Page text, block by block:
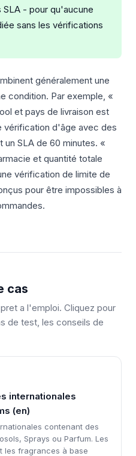
- pour qu'aucune
sans les vérifications
généralement une
condition. Par exemple, «
et pays de livraison est
vérification d'âge avec des
SLA de 60 minutes. «
et quantité totale
vérification de limite de
pour être impossibles à
cas
a l'emploi. Cliquez pour
de test, les conseils de
internationales
(en)
contenant des
Sprays ou Parfum. Les
les fragrances à base